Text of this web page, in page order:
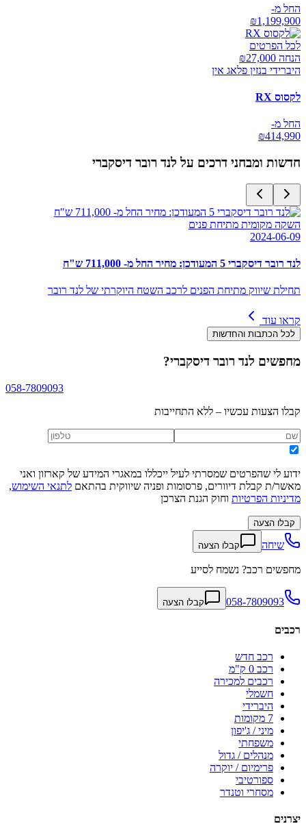
החל מ-
₪1,199,900
לכל הפרטים
הנחה ₪ 27,000
היברידי בנזין פלאג אין
לקסוס RX
החל מ-
₪414,990
חדשות ומבחני דרכים על לנד רובר דיסקברי
השקה מקומית מתיחת פנים
2024-06-09
לנד רובר דיסקברי 5 המעודכן: מחיר החל מ- 711,000 ש"ח
תחילת שיווק מתיחת הפנים לרכב השטח היוקרתי של לנד רובר
קראו עוד
לכל הכתבות והחדשות
מחפשים לנד רובר דיסקברי?
058-7809093
קבלו הצעות עכשיו – ללא התחייבות
ידוע לי שהפרטים שמסרתי לעיל ייכללו במאגרי המידע של קארזון ואני
מאשר/ת קבלת דיוורים, פרסומות ופניה שיווקית בהתאם לתנאי השימוש,
מדיניות הפרטיות וחוק הגנת הצרכן
קבלו הצעה
שיחה קבלו הצעה
מחפשים רכב? נשמח לסייע
058-7809093 קבלו הצעה
רכבים
רכב חדש
רכב 0 ק"מ
רכבים למכירה
חשמלי
היברידי
7 מקומות
מיני / ג'יפון
משפחתי
מנהלים / גדול
פרימיום / יוקרה
ספורטיבי
מסחרי וטנדר
יצרנים